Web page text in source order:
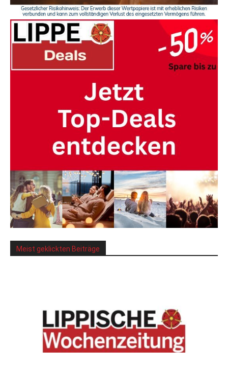
Meist geklickten Beiträge